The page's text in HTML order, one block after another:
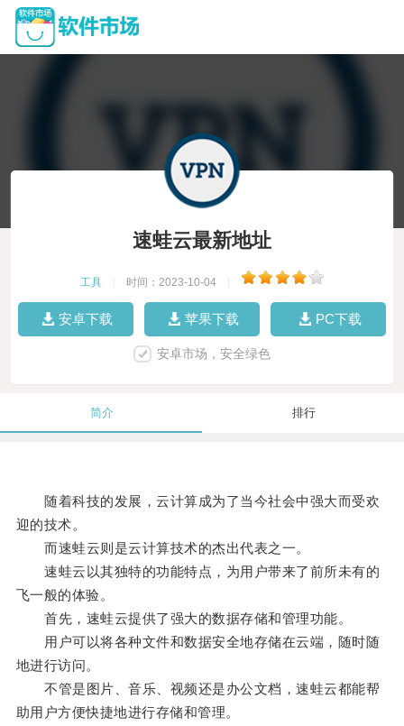
速蛙云最新地址
工具 时间：2023-10-04
安卓下载 苹果下载 PC下载
安卓市场，安全绿色
简介 排行
随着科技的发展，云计算成为了当今社会中强大而受欢
迎的技术。
而速蛙云则是云计算技术的杰出代表之一。
速蛙云以其独特的功能特点，为用户带来了前所未有的
飞一般的体验。
首先，速蛙云提供了强大的数据存储和管理功能。
用户可以将各种文件和数据安全地存储在云端，随时随
地进行访问。
不管是图片、音乐、视频还是办公文档，速蛙云都能帮
助用户方便快捷地进行存储和管理。